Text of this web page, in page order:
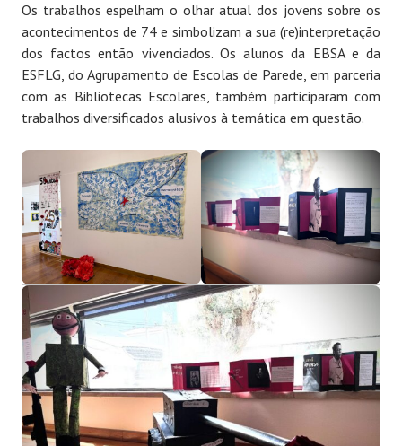
Os trabalhos espelham o olhar atual dos jovens sobre os
acontecimentos de 74 e simbolizam a sua (re)interpretação
dos factos então vivenciados. Os alunos da EBSA e da
ESFLG, do Agrupamento de Escolas de Parede, em parceria
com as Bibliotecas Escolares, também participaram com
trabalhos diversificados alusivos à temática em questão.